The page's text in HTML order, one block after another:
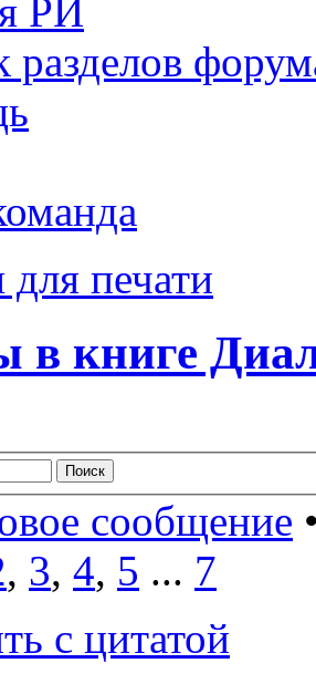
РИ
разделов
для печати
в книге
сообщение
, 3, 4, 5 ... 7
с цитатой